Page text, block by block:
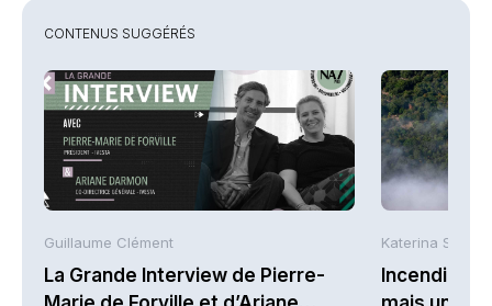
CONTENUS SUGGÉRÉS
Guillaume Clément
La Grande Interview de Pierre-
Katerina
Incendies :